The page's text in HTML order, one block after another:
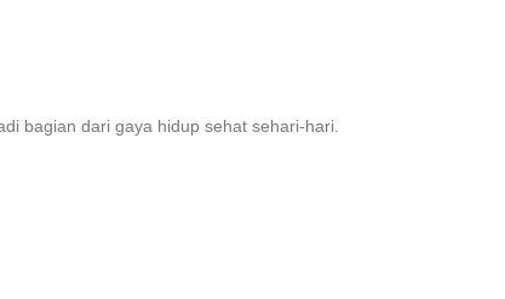
bagian dari gaya hidup sehat sehari-hari.